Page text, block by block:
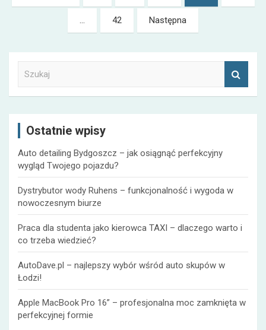
po
… 42 Następna
Ostatnie wpisy
Auto detailing Bydgoszcz – jak osiągnąć perfekcyjny
wygląd Twojego pojazdu?
Dystrybutor wody Ruhens – funkcjonalność i wygoda w
nowoczesnym biurze
Praca dla studenta jako kierowca TAXI – dlaczego warto i
co trzeba wiedzieć?
AutoDave.pl – najlepszy wybór wśród auto skupów w
Łodzi!
Apple MacBook Pro 16” – profesjonalna moc zamknięta w
perfekcyjnej formie